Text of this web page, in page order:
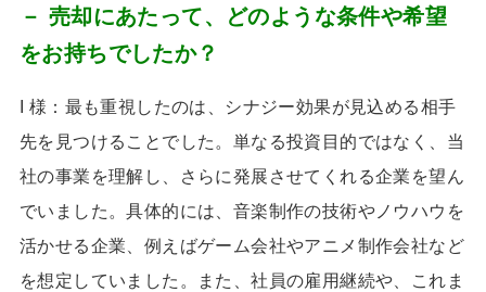
－ 売却にあたって、どのような条件や希望
をお持ちでしたか？
I 様：最も重視したのは、シナジー効果が見込める相手
先を見つけることでした。単なる投資目的ではなく、当
社の事業を理解し、さらに発展させてくれる企業を望ん
でいました。具体的には、音楽制作の技術やノウハウを
活かせる企業、例えばゲーム会社やアニメ制作会社など
を想定していました。また、社員の雇用継続や、これま